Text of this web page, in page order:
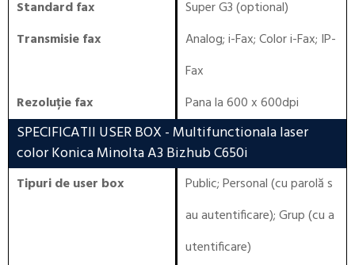
Standard fax
Super G3 (optional)
Transmisie fax
Analog; i-Fax; Color i-Fax; IP-
Fax
Rezoluție fax
Pana la 600 x 600dpi
SPECIFICATII USER BOX - Multifunctionala laser
color Konica Minolta A3 Bizhub C650i
Tipuri de user box
Public; Personal (cu parolă s
au autentificare); Grup (cu a
utentificare)